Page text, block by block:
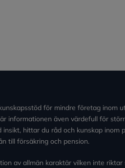
för mindre företag inom
informationen även värdefull för
hittar du råd och kunskap inom
till försäkring och pension.
av allmän karaktär vilken inte riktar